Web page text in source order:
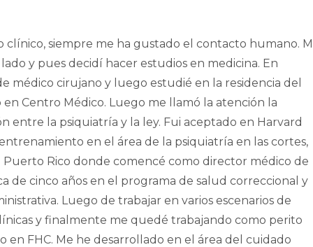
siempre me ha gustado el contacto humano.
y pues decidí hacer estudios en medicina. En
médico cirujano y luego estudié en la residencia del
Centro Médico. Luego me llamó la atención la
entre la psiquiatría y la ley. Fui aceptado en Harvard
en el área de la psiquiatría en las cortes,
Rico donde comencé como director médico de
de cinco años en el programa de salud correccional y
Luego de trabajar en varios escenarios de
y finalmente me quedé trabajando como perito
FHC. Me he desarrollado en el área del cuidado